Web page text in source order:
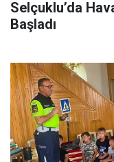
Selçuklu’da
Başladı